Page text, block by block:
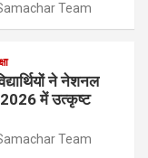
Team
ने नेशनल
2026 में उत्कृष्ट
Team